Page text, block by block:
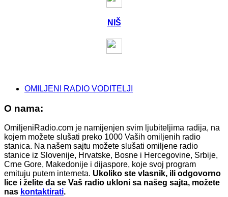
NIŠ
OMILJENI RADIO VODITELJI
O nama:
OmiljeniRadio.com je namijenjen svim ljubiteljima radija, na
kojem možete slušati preko 1000 Vaših omiljenih radio
stanica. Na našem sajtu možete slušati omiljene radio
stanice iz Slovenije, Hrvatske, Bosne i Hercegovine, Srbije,
Crne Gore, Makedonije i dijaspore, koje svoj program
emituju putem interneta. Ukoliko ste vlasnik, ili odgovorno
lice i želite da se Vaš radio ukloni sa našeg sajta, možete
nas kontaktirati.